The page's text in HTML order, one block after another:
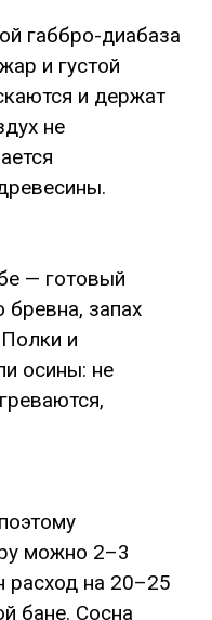
габбро-диабаза
и густой
и держат
не
— готовый
бревна, запах
и
осины: не
можно 2–3
расход на 20–25
бане. Сосна